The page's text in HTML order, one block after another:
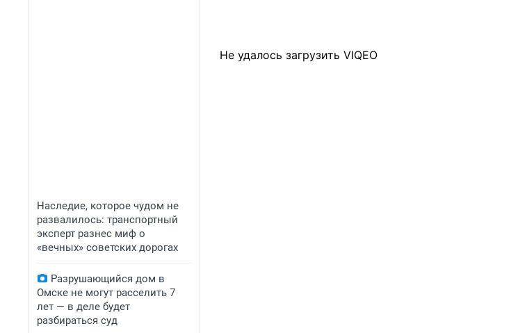
Наследие, которое чудом не
развалилось: транспортный
эксперт разнес миф о
«вечных» советских дорогах
Разрушающийся дом в
Омске не могут расселить 7
лет — в деле будет
разбираться суд
Не удалось загрузить VIQEO